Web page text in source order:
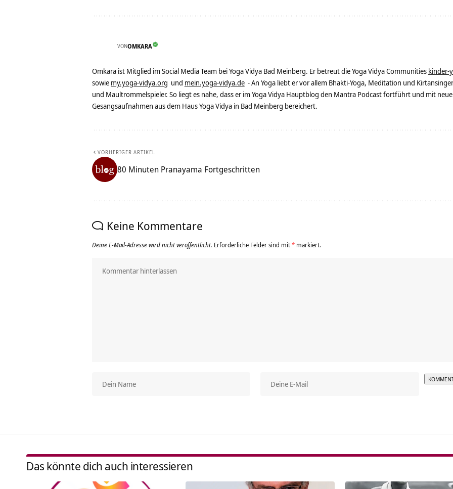
VONOMKARA
Omkara ist Mitglied im Social Media Team bei Yoga Vidya Bad Meinberg. Er betreut die Yoga Vidya Communities kinder-
sowie my.yoga-vidya.org und mein.yoga-vidya.de - An Yoga liebt er vor allem Bhakti-Yoga, Meditation und
und Maultrommelspieler. So liegt es nahe, dass er im Yoga Vidya Hauptblog den Mantra Podcast fortführt und mit
Gesangsaufnahmen aus dem Haus Yoga Vidya in Bad Meinberg bereichert.
VORHERIGER ARTIKEL
80 Minuten Pranayama Fortgeschritten
Keine Kommentare
Deine E-Mail-Adresse wird nicht veröffentlicht. Erforderliche Felder sind mit* markiert.
Das könnte dich auch interessieren